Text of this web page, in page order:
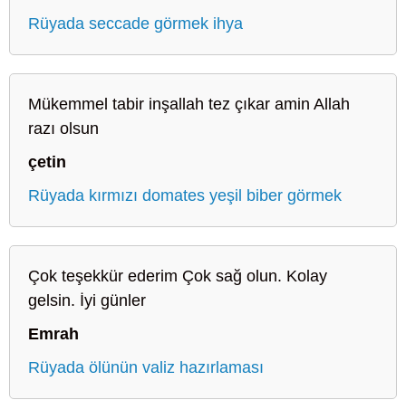
Rüyada seccade görmek ihya
Mükemmel tabir inşallah tez çıkar amin Allah
razı olsun
çetin
Rüyada kırmızı domates yeşil biber görmek
Çok teşekkür ederim Çok sağ olun. Kolay
gelsin. İyi günler
Emrah
Rüyada ölünün valiz hazırlaması